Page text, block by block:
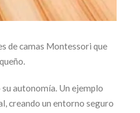
de camas Montessori que
autonomía. Un ejemplo
creando un entorno seguro